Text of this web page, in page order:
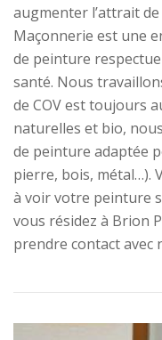
augmenter l’attrait
Maçonnerie est une
de peinture
santé. Nous
de COV est toujours
naturelles et bio,
de peinture adaptée
pierre, bois, métal…).
à voir votre peinture
vous résidez à Brion
prendre contact avec